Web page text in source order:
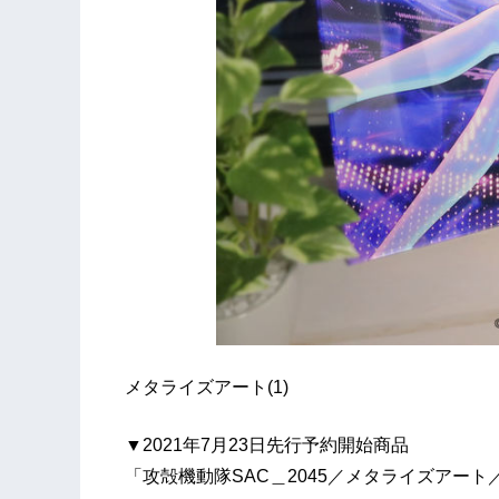
メタライズアート(1)
▼2021年7月23日先行予約開始商品
「攻殻機動隊SAC＿2045／メタライズアート